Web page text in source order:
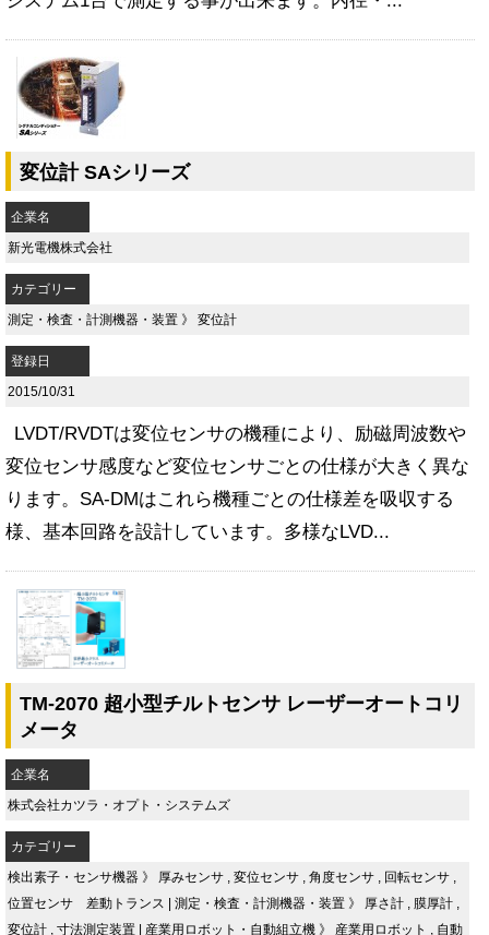
変位計 SAシリーズ
企業名
新光電機株式会社
カテゴリー
測定・検査・計測機器・装置 》 変位計
登録日
2015/10/31
LVDT/RVDTは変位センサの機種により、励磁周波数や
変位センサ感度など変位センサごとの仕様が大きく異な
ります。SA-DMはこれら機種ごとの仕様差を吸収する
様、基本回路を設計しています。多様なLVD...
TM-2070 超小型チルトセンサ レーザーオートコリ
メータ
企業名
株式会社カツラ・オプト・システムズ
カテゴリー
検出素子・センサ機器 》 厚みセンサ 変位センサ 角度センサ 回転センサ
位置センサ 差動トランス | 測定・検査・計測機器・装置 》 厚さ計 膜厚計
変位計
寸法測定装置 | 産業用ロボット・自動組立機 》 産業用ロボット
自動